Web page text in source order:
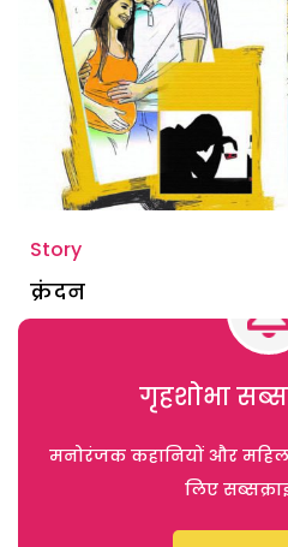
Story
क्रंदन
गृहशोभा
मनोरंजक कहानियों और
लिए